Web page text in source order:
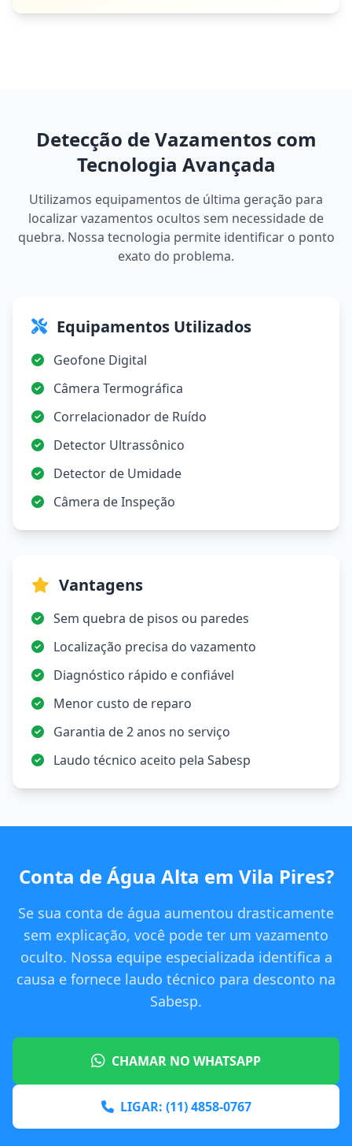
Detecção de Vazamentos com
Tecnologia Avançada
Utilizamos equipamentos de última geração para
localizar vazamentos ocultos sem necessidade de
quebra. Nossa tecnologia permite identificar o ponto
exato do problema.
Equipamentos Utilizados
Geofone Digital
Câmera Termográfica
Correlacionador de Ruído
Detector Ultrassônico
Detector de Umidade
Câmera de Inspeção
Vantagens
Sem quebra de pisos ou paredes
Localização precisa do vazamento
Diagnóstico rápido e confiável
Menor custo de reparo
Garantia de 2 anos no serviço
Laudo técnico aceito pela Sabesp
Conta de Água Alta em Vila Pires?
Se sua conta de água aumentou drasticamente
sem explicação, você pode ter um vazamento
oculto. Nossa equipe especializada identifica a
causa e fornece laudo técnico para desconto na
Sabesp.
CHAMAR NO WHATSAPP
LIGAR: (11) 4858-0767